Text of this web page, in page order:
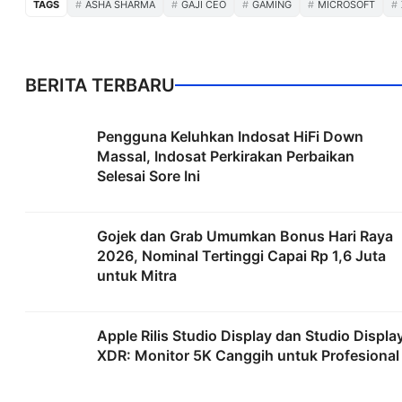
TAGS ASHA SHARMA GAJI CEO GAMING MICROSOFT
BERITA TERBARU
Pengguna Keluhkan Indosat HiFi Down
Massal, Indosat Perkirakan Perbaikan
Selesai Sore Ini
Gojek dan Grab Umumkan Bonus Hari Raya
2026, Nominal Tertinggi Capai Rp 1,6 Juta
untuk Mitra
Apple Rilis Studio Display dan Studio
XDR: Monitor 5K Canggih untuk Profesional